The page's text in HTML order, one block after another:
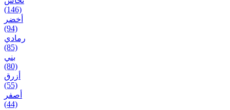
(146)
أخضر
(94)
رمادي
(85)
بني
(80)
أزرق
(55)
أصفر
(44)